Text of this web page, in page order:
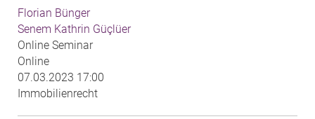
Florian Bünger
Senem Kathrin Güçlüer
Online Seminar
Online
07.03.2023 17:00
Immobilienrecht